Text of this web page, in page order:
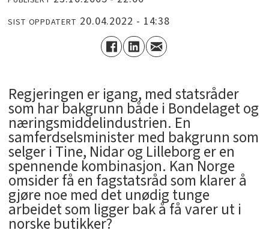
SIST OPPDATERT 20.04.2022 - 14:38
Regjeringen er igang, med statsråder
som har bakgrunn både i Bondelaget og
næringsmiddelindustrien. En
samferdselsminister med bakgrunn som
selger i Tine, Nidar og Lilleborg er en
spennende kombinasjon. Kan Norge
omsider få en fagstatsråd som klarer å
gjøre noe med det unødig tunge
arbeidet som ligger bak å få varer ut i
norske butikker?